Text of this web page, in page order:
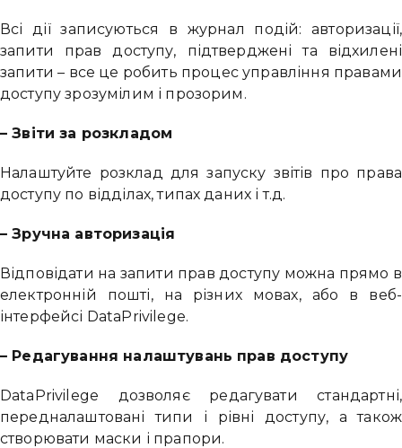
Всі дії записуються в журнал подій: авторизації,
запити прав доступу, підтверджені та відхилені
запити – все це робить процес управління правами
доступу зрозумілим і прозорим.
– Звіти за розкладом
Налаштуйте розклад для запуску звітів про права
доступу по відділах, типах даних і т.д.
– Зручна авторизація
Відповідати на запити прав доступу можна прямо в
електронній пошті, на різних мовах, або в веб-
інтерфейсі DataPrivilege.
– Редагування налаштувань прав доступу
DataPrivilege дозволяє редагувати стандартні,
передналаштовані типи і рівні доступу, а також
створювати маски і прапори.